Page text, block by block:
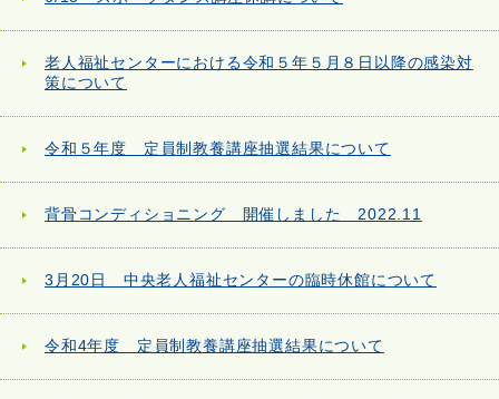
老人福祉センターにおける令和５年５月８日以降の感染対
策について
令和５年度 定員制教養講座抽選結果について
背骨コンディショニング 開催しました 2022.11
3月20日 中央老人福祉センターの臨時休館について
令和4年度 定員制教養講座抽選結果について